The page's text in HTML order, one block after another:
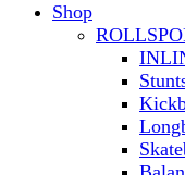
Shop